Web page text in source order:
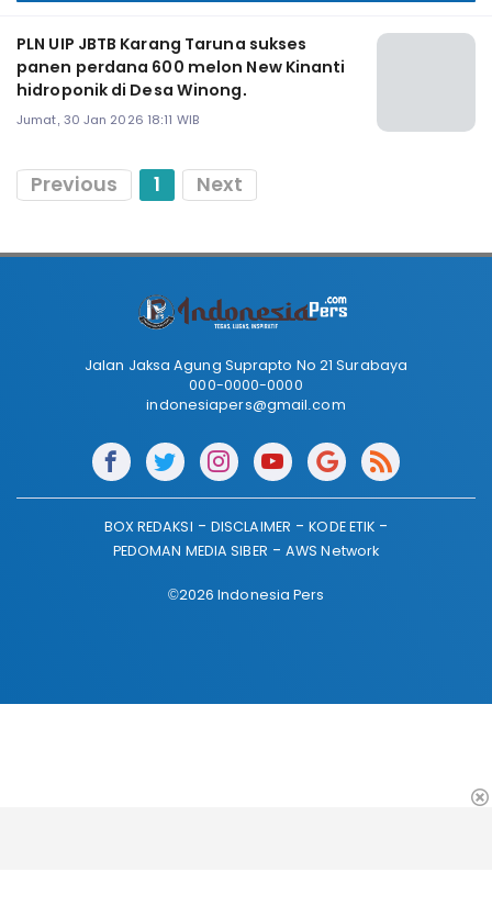
PLN UIP JBTB Karang Taruna sukses
panen perdana 600 melon New Kinanti
hidroponik di Desa Winong.
Jumat, 30 Jan 2026 18:11 WIB
Previous 1 Next
Jalan Jaksa Agung Suprapto No 21 Surabaya
000-0000-0000
indonesiapers@gmail.com
BOX REDAKSI DISCLAIMER
KODE ETIK
PEDOMAN MEDIA SIBER
AWS Network
©2026 Indonesia Pers